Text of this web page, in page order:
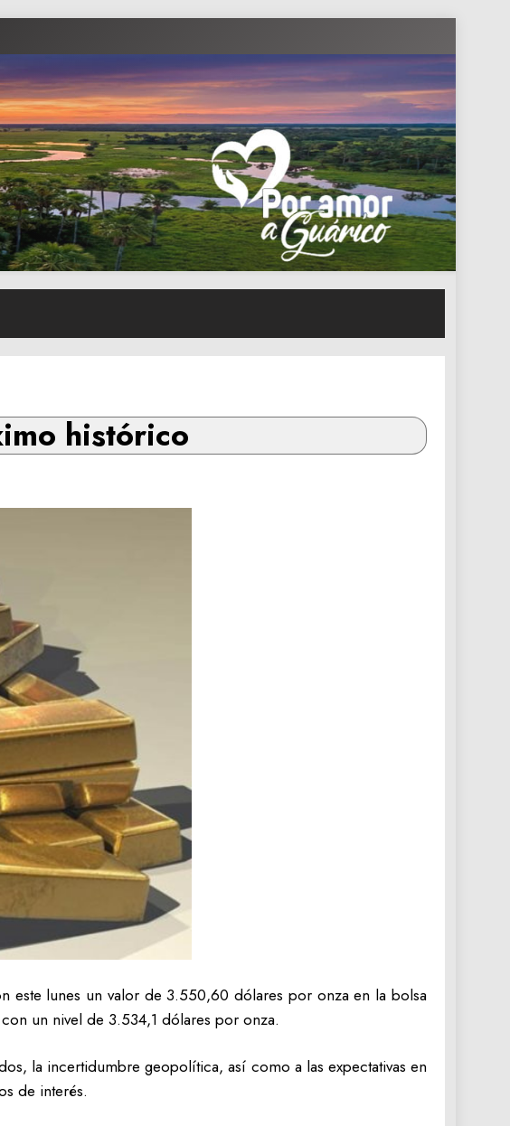
histórico
este lunes un valor de 3.550,60 dólares por onza en la bolsa
un nivel de 3.534,1 dólares por onza.
la incertidumbre geopolítica, así como a las expectativas en
de interés.